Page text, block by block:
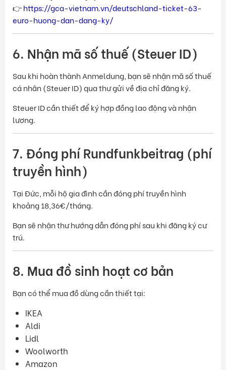
👉https://gca-vietnam.vn/deutschland-ticket-63-
euro-huong-dan-dang-ky/
6. Nhận mã số thuế (Steuer ID)
Sau khi hoàn thành Anmeldung, bạn sẽ nhận mã số thuế
cá nhân (Steuer ID) qua thư gửi về địa chỉ đăng ký.
Steuer ID cần thiết để ký hợp đồng lao động và nhận
lương.
7. Đóng phí Rundfunkbeitrag (phí
truyền hình)
Tại Đức, mỗi hộ gia đình cần đóng phí truyền hình
khoảng 18,36€/tháng.
Bạn sẽ nhận thư hướng dẫn đóng phí sau khi đăng ký cư
trú.
8. Mua đồ sinh hoạt cơ bản
Bạn có thể mua đồ dùng cần thiết tại:
IKEA
Aldi
Lidl
Woolworth
Amazon